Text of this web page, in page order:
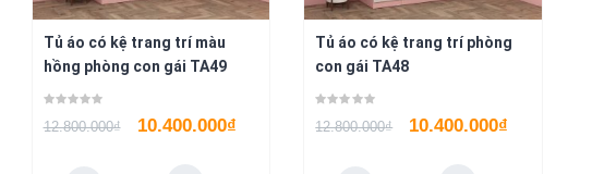
Tủ áo có kệ trang trí màu
hồng phòng con gái TA49
12.800.000₫ 10.400.000₫
Tủ áo có kệ trang trí phòng
con gái TA48
12.800.000₫ 10.400.000₫